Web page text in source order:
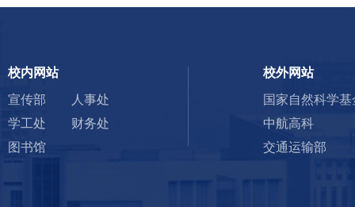
校内网站
宣传部
人事处
学工处
财务处
图书馆
校外网站
国家自然科学
中航高科
交通运输部